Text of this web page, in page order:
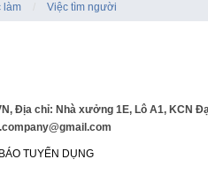
làm Việc tìm người
Địa chỉ: Nhà xưởng 1E, Lô A1, KCN
TUYỂN DỤNG